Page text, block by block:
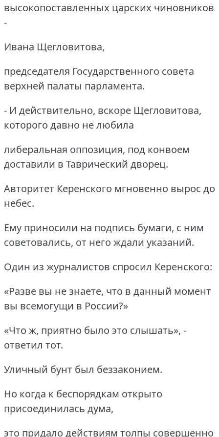
высокопоставленных царских чиновников
-
Ивана Щегловитова,
председателя Государственного совета
верхней палаты парламента.
- И действительно, вскоре Щегловитова,
которого давно не любила
либеральная оппозиция, под конвоем
доставили в Таврический дворец.
Авторитет Керенского мгновенно вырос до
небес.
Ему приносили на подпись бумаги, с ним
советовались, от него ждали указаний.
Один из журналистов спросил Керенского:
«Разве вы не знаете, что в данный момент
вы всемогущи в России?»
«Что ж, приятно было это слышать», -
ответил тот.
Уличный бунт был беззаконием.
Но когда к беспорядкам открыто
присоединилась дума,
это придало действиям толпы совершенно